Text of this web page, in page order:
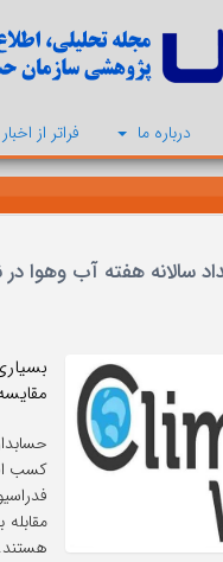
درباره ما فراتر از اخبار
سالانه هفته آب وهوا در
کسب
هستند. این